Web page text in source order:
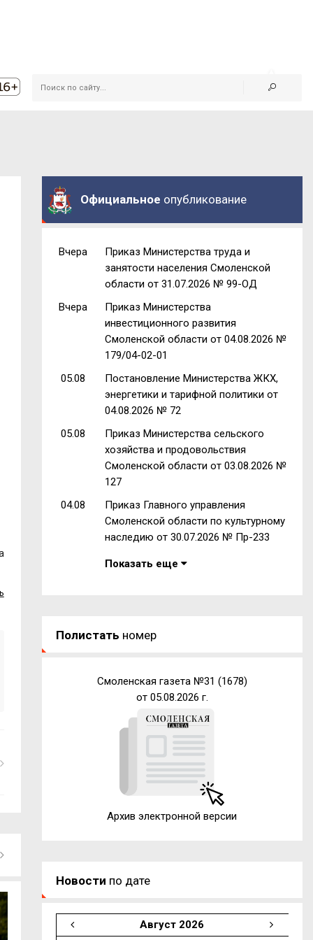
Официальное опубликование
Вчера
Приказ Министерства труда и
занятости населения Смоленской
области от 31.07.2026 № 99-ОД
Вчера
Приказ Министерства
инвестиционного развития
Смоленской области от 04.08.2026 №
179/04-02-01
05.08
Постановление Министерства ЖКХ,
энергетики и тарифной политики от
04.08.2026 № 72
05.08
Приказ Министерства сельского
хозяйства и продовольствия
Смоленской области от 03.08.2026 №
127
04.08
Приказ Главного управления
Смоленской области по культурному
наследию от 30.07.2026 № Пр-233
Показать еще
Полистать номер
Смоленская газета №31 (1678)
от 05.08.2026 г.
Архив электронной версии
Новости по дате
Август 2026